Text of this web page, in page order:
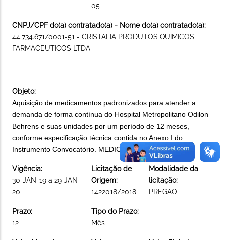
05
CNPJ/CPF do(a) contratado(a) - Nome do(a) contratado(a):
44.734.671/0001-51 - CRISTALIA PRODUTOS QUIMICOS
FARMACEUTICOS LTDA
Objeto:
Aquisição de medicamentos padronizados para atender a
demanda de forma contínua do Hospital Metropolitano Odilon
Behrens e suas unidades por um período de 12 meses,
conforme especificação técnica contida no Anexo I do
Instrumento Convocatório. MEDICAMENTOS
Vigência:
30-JAN-19 a 29-JAN-
20
Licitação de
Origem:
1422018/2018
Modalidade da
licitação:
PREGAO
Prazo:
12
Tipo do Prazo:
Mês